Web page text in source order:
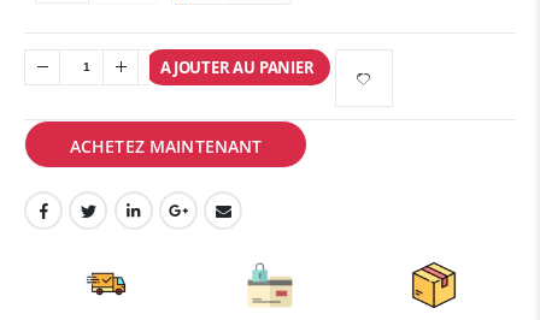
AJOUTER AU PANIER
ACHETEZ MAINTENANT